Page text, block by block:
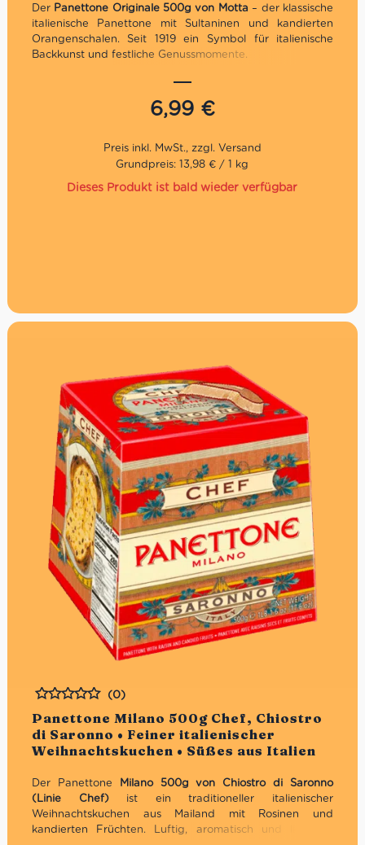
Der Panettone Originale 500g von Motta – der klassische
italienische Panettone mit Sultaninen und kandierten
Orangenschalen. Seit 1919 ein Symbol für italienische
Backkunst und festliche Genussmomente.
Traditionelles Geschenk zu Weihnachten
Traditionelles Rezept6,99 €
Grundpreis: 13,98 € / 1 kg
Dieses Produkt ist bald wieder verfügbar
Panettone Milano 500g Chef, Chiostro
di Saronno • Feiner italienischer
Weihnachtskuchen • Süßes aus Italien
Bewertet
(0)
Der Panettone Milano 500g von Chiostro di Saronno
(Linie Chef) ist ein traditioneller italienischer
Weihnachtskuchen aus Mailand mit Rosinen und
kandierten Früchten. Luftig, aromatisch und liebevoll